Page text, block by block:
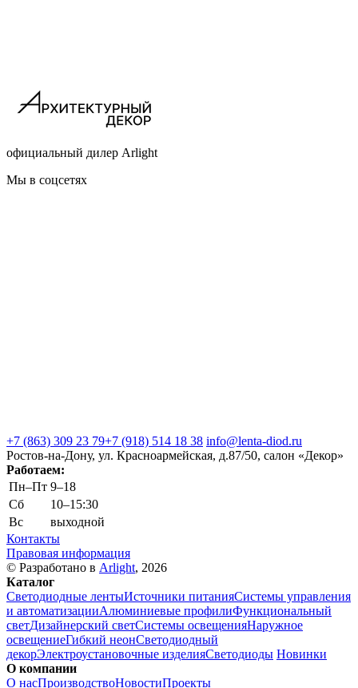
официальный дилер Arlight
Мы в соцсетях
+7 (863) 309 23 79+7 (918) 514 18 38 info@lenta-diod.ru
Ростов-на-Дону, ул. Красноармейская, д.87/50, салон «Декор»
Работаем:
Пн–Пт 9–18
Сб
10–15:30
Вс
выходной
Контакты
Правовая информация
© Разработано в Arlight, 2026
Каталог
Светодиодные лентыИсточники питанияСистемы управления
и автоматизацииАлюминиевые профилиФункциональный
светДизайнерский светСистемы освещенияНаружное
освещениеГибкий неонСветодиодный
декорЭлектроустановочные изделияСветодиоды Новинки
О компании
О насПроизводствоНовостиПроекты